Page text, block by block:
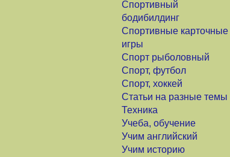
Спортивный
бодибилдинг
Спортивные карточные
игры
Спорт рыболовный
Спорт, футбол
Спорт, хоккей
Статьи на разные темы
Техника
Учеба, обучение
Учим английский
Учим историю